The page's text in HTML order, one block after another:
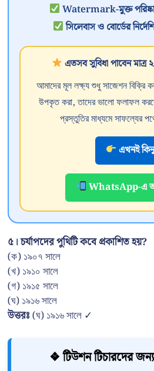
Watermark-মুক্ত
সিলেবাস ও বোর্ডের
এতসব সুবিধা পাবেন মাত্র
আমাদের মূল লক্ষ্য শুধু সাজেশন বিক্রি
উপকৃত করা, তাদের ভালো ফলাফল
প্রস্তুতির মাধ্যমে সাফল্যের
এখনই
WhatsApp-এ
৫। চর্যাপদের পুথিটি কবে প্রকাশিত হয়?
(ক) ১৯০৭ সালে
(খ) ১৯১০ সালে
(গ) ১৯১৫ সালে
(ঘ) ১৯১৬ সালে
উত্তরঃ(ঘ) ১৯১৬ সালে ✓
❖ টিউশন টিচারদের